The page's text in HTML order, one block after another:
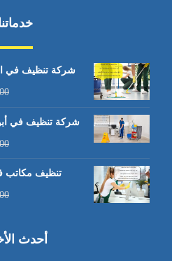
شركة تنظيف في العين 24 ساعة :
شركة تنظيف في أبوظبي 24 ساعة :
تنظيف مكاتب في
أحدث